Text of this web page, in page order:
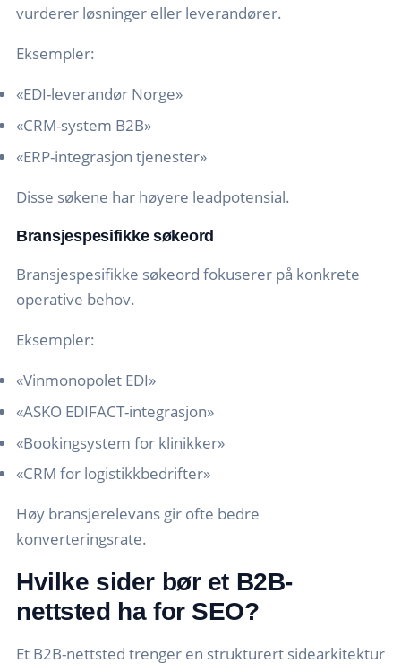
vurderer løsninger eller leverandører.
Eksempler:
«EDI-leverandør Norge»
«CRM-system B2B»
«ERP-integrasjon tjenester»
Disse søkene har høyere leadpotensial.
Bransjespesifikke søkeord
Bransjespesifikke søkeord fokuserer på konkrete
operative behov.
Eksempler:
«Vinmonopolet EDI»
«ASKO EDIFACT-integrasjon»
«Bookingsystem for klinikker»
«CRM for logistikkbedrifter»
Høy bransjerelevans gir ofte bedre
konverteringsrate.
Hvilke sider bør et B2B-
nettsted ha for SEO?
Et B2B-nettsted trenger en strukturert sidearkitektur